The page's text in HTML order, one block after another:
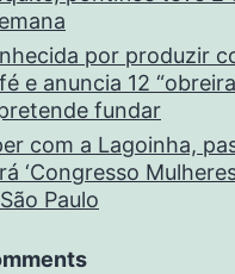
por produzir
e anuncia 12
fundar
com a Lagoinha,
‘Congresso
Paulo